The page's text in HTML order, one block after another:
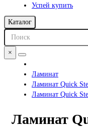
Успей купить
Каталог
×
Ламинат
Ламинат Quick
Ламинат Quick
Ламинат